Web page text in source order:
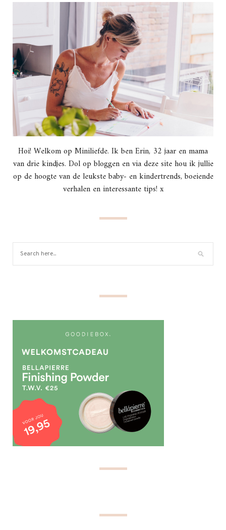
Hoi! Welkom op Miniliefde. Ik ben Erin, 32 jaar en mama
van drie kindjes. Dol op bloggen en via deze site hou ik jullie
op de hoogte van de leukste baby- en kindertrends, boeiende
verhalen en interessante tips! x